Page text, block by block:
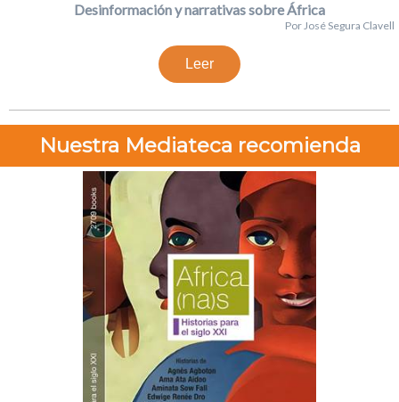
Desinformación y narrativas sobre África
Por José Segura Clavell
Leer
Nuestra Mediateca recomienda